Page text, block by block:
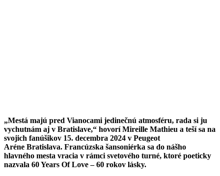
„Mestá majú pred Vianocami jedinečnú atmosféru, rada si ju
vychutnám aj v Bratislave,“ hovorí Mireille Mathieu a teší sa na
svojich fanúšikov 15. decembra 2024 v Peugeot
Aréne Bratislava. Francúzska šansoniérka sa do nášho
hlavného mesta vracia v rámci svetového turné, ktoré poeticky
nazvala 60 Years Of Love – 60 rokov lásky.